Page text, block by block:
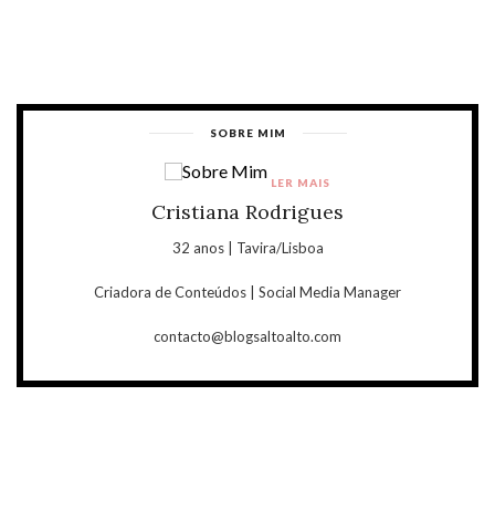
SOBRE MIM
Cristiana Rodrigues
32 anos | Tavira/Lisboa
Criadora de Conteúdos | Social Media Manager
contacto@blogsaltoalto.com
LER MAIS